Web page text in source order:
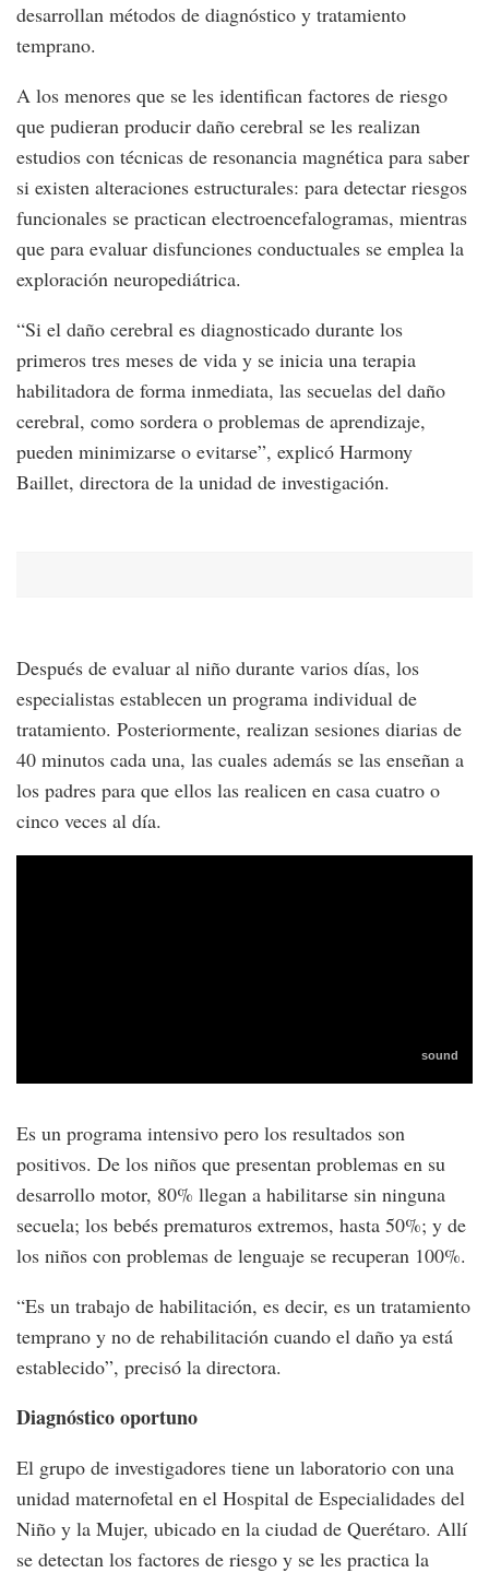
desarrollan métodos de diagnóstico y tratamiento
temprano.
A los menores que se les identifican factores de riesgo
que pudieran producir daño cerebral se les realizan
estudios con técnicas de resonancia magnética para saber
si existen alteraciones estructurales: para detectar riesgos
funcionales se practican electroencefalogramas, mientras
que para evaluar disfunciones conductuales se emplea la
exploración neuropediátrica.
“Si el daño cerebral es diagnosticado durante los
primeros tres meses de vida y se inicia una terapia
habilitadora de forma inmediata, las secuelas del daño
cerebral, como sordera o problemas de aprendizaje,
pueden minimizarse o evitarse”, explicó Harmony
Baillet, directora de la unidad de investigación.
Después de evaluar al niño durante varios días, los
especialistas establecen un programa individual de
tratamiento. Posteriormente, realizan sesiones diarias de
40 minutos cada una, las cuales además se las enseñan a
los padres para que ellos las realicen en casa cuatro o
cinco veces al día.
Es un programa intensivo pero los resultados son
positivos. De los niños que presentan problemas en su
desarrollo motor, 80% llegan a habilitarse sin ninguna
secuela; los bebés prematuros extremos, hasta 50%; y de
los niños con problemas de lenguaje se recuperan 100%.
“Es un trabajo de habilitación, es decir, es un tratamiento
temprano y no de rehabilitación cuando el daño ya está
establecido”, precisó la directora.
Diagnóstico oportuno
El grupo de investigadores tiene un laboratorio con una
unidad maternofetal en el Hospital de Especialidades del
Niño y la Mujer, ubicado en la ciudad de Querétaro. Allí
se detectan los factores de riesgo y se les practica la